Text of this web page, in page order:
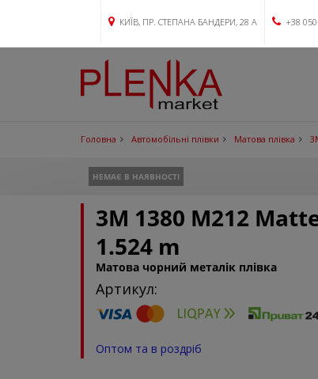
КИЇВ, ПР. СТЕПАНА БАНДЕРИ, 28 А +38
Головна Автомобільні плівки Матова плівка
НЕМАЄ В НАЯВНОСТІ
3M 1380 M212
1.524 m
Матова чорний металік плівка
Артикул:
Оптом та в роздріб